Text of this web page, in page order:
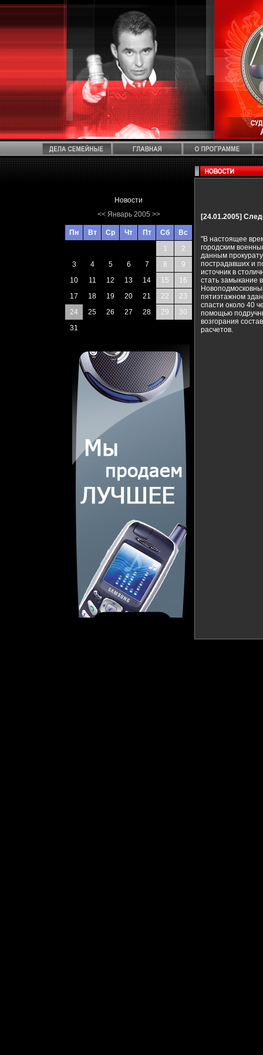
Новости
<< Январь 2005 >>
Пн Вт Ср Чт Пт Сб
Вс
1
2
3
4 5 6 7 8
9
10
11 12 13 14 15
16
17
18 19 20 21 22
23
24
25 26 27 28 29
30
31
[24.01.2005]
"В настоящее
городским
данным
пострадавших и
источник в
стать замыкание
пятиэтажном
спасти около 40
помощью
возгорания
расчетов.